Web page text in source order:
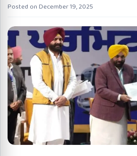
Posted on December 19, 2025